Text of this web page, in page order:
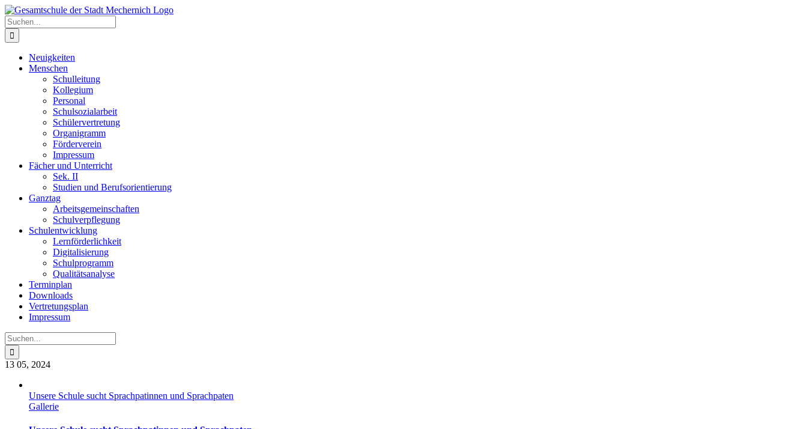
Zum
Inhalt
springen
Suche
nach:
Neuigkeiten
Menschen
Schulleitung
Kollegium
Personal
Schulsozialarbeit
Schülervertretung
Organigramm
Förderverein
Impressum
Fächer und Unterricht
Sek. II
Studien und Berufsorientierung
Ganztag
Arbeitsgemeinschaften
Schulverpflegung
Schulentwicklung
Lernförderlichkeit
Digitalisierung
Schulprogramm
Qualitätsanalyse
Terminplan
Downloads
Vertretungsplan
Impressum
Suche
nach:
13 05, 2024
Unsere Schule sucht Sprachpatinnen und Sprachpaten
Gallerie